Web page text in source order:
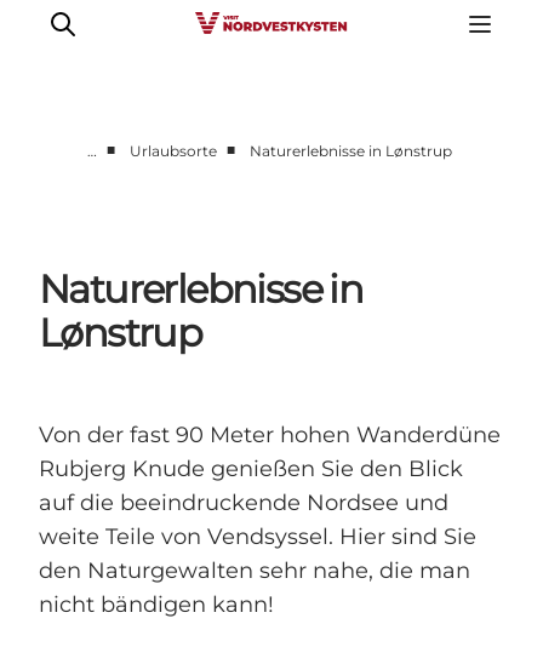
Events
Unterkunft
Mach deine Urlaubsplanung
… ■ Urlaubsorte ■ Naturerlebnisse in Lønstrup
Naturerlebnisse in
Lønstrup
Von der fast 90 Meter hohen Wanderdüne
Rubjerg Knude genießen Sie den Blick
auf die beeindruckende Nordsee und
weite Teile von Vendsyssel. Hier sind Sie
den Naturgewalten sehr nahe, die man
nicht bändigen kann!